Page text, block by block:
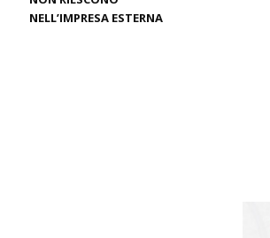
NELL’IMPRESA ESTERNA